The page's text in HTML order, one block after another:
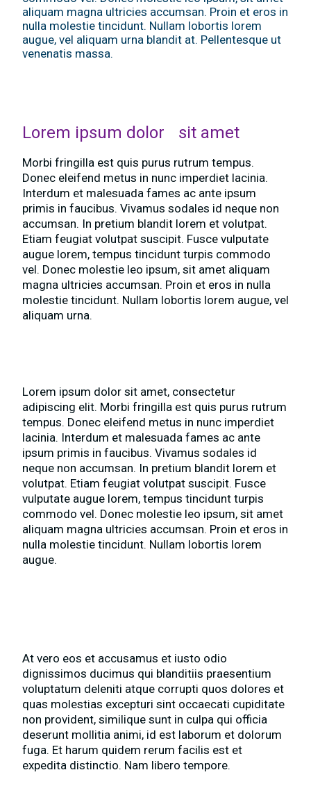
aliquam magna ultricies accumsan. Proin et eros in
nulla molestie tincidunt. Nullam lobortis lorem
augue, vel aliquam urna blandit at. Pellentesque ut
venenatis massa.
Lorem ipsum dolor sit amet
Morbi fringilla est quis purus rutrum tempus.
Donec eleifend metus in nunc imperdiet lacinia.
Interdum et malesuada fames ac ante ipsum
primis in faucibus. Vivamus sodales id neque non
accumsan. In pretium blandit lorem et volutpat.
Etiam feugiat volutpat suscipit. Fusce vulputate
augue lorem, tempus tincidunt turpis commodo
vel. Donec molestie leo ipsum, sit amet aliquam
magna ultricies accumsan. Proin et eros in nulla
molestie tincidunt. Nullam lobortis lorem augue, vel
aliquam urna.
Lorem ipsum dolor sit amet, consectetur
adipiscing elit. Morbi fringilla est quis purus rutrum
tempus. Donec eleifend metus in nunc imperdiet
lacinia. Interdum et malesuada fames ac ante
ipsum primis in faucibus. Vivamus sodales id
neque non accumsan. In pretium blandit lorem et
volutpat. Etiam feugiat volutpat suscipit. Fusce
vulputate augue lorem, tempus tincidunt turpis
commodo vel. Donec molestie leo ipsum, sit amet
aliquam magna ultricies accumsan. Proin et eros in
nulla molestie tincidunt. Nullam lobortis lorem
augue.
At vero eos et accusamus et iusto odio
dignissimos ducimus qui blanditiis praesentium
voluptatum deleniti atque corrupti quos dolores et
quas molestias excepturi sint occaecati cupiditate
non provident, similique sunt in culpa qui officia
deserunt mollitia animi, id est laborum et dolorum
fuga. Et harum quidem rerum facilis est et
expedita distinctio. Nam libero tempore.